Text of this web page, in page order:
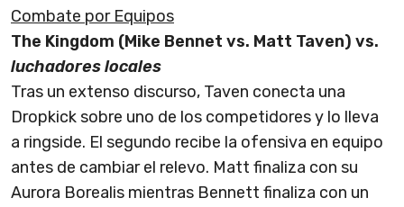
Combate por Equipos
The Kingdom (Mike Bennet vs. Matt Taven) vs.
luchadores locales
Tras un extenso discurso, Taven conecta una
Dropkick sobre uno de los competidores y lo lleva
a ringside. El segundo recibe la ofensiva en equipo
antes de cambiar el relevo. Matt finaliza con su
Aurora Borealis mientras Bennett finaliza con un